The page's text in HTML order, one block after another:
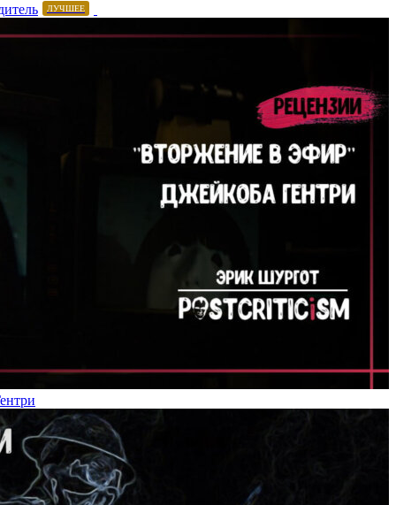
ЛУЧШЕЕ